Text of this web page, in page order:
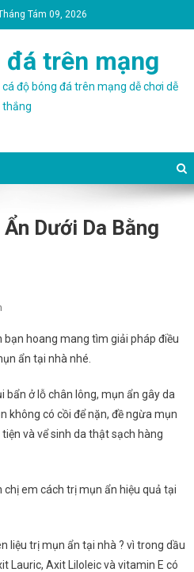
Tám 09, 2026
trên mạng
độ bóng đá trên mạng dễ chơi dễ
thắng
Dưới Da Bằng
bạn hoang mang tìm giải pháp điều
ẩn tại nhà nhé.
bẩn ở lỗ chân lông, mụn ẩn gây da
không có cồi để nặn, đề ngừa mụn
và vể sinh da thật sạch hàng
chị em cách trị mụn ẩn hiệu quả tại
liệu trị mụn ẩn tại nhà ? vì trong dầu
Lauric, Axit Liloleic và vitamin E có